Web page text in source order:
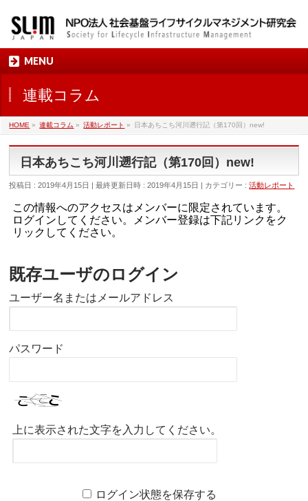
MENU
連載コラム
HOME » 連載コラム » 活動レポート » 日本あちこち河川遡行記（第170回）new!
日本あちこち河川遡行記（第170回）new!
投稿日 : 2019年4月15日 最終更新日時 : 2019年4月15日 カテゴリー :活動レポート
この情報へのアクセスはメンバーに限定されています。
ログインしてください。メンバー登録は下記リンクをク
リックしてください。
既存ユーザのログイン
ユーザー名またはメールアドレス
パスワード
上に表示された文字を入力してください。
ログイン状態を保存する